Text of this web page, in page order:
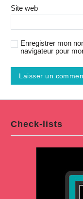
Site web
Enregistrer mon
navigateur pour
Check-lists